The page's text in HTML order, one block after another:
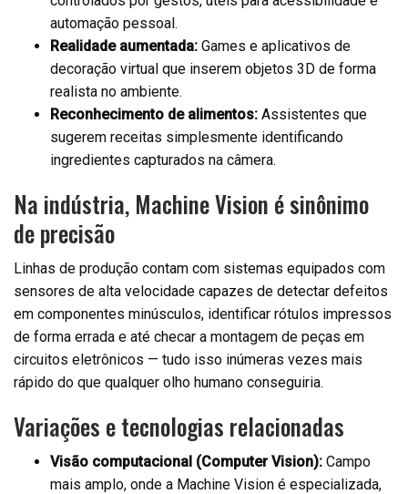
automação pessoal.
Realidade aumentada: Games e aplicativos de
decoração virtual que inserem objetos 3D de forma
realista no ambiente.
Reconhecimento de alimentos: Assistentes que
sugerem receitas simplesmente identificando
ingredientes capturados na câmera.
Na indústria, Machine Vision é sinônimo
de precisão
Linhas de produção contam com sistemas equipados com
sensores de alta velocidade capazes de detectar defeitos
em componentes minúsculos, identificar rótulos impressos
de forma errada e até checar a montagem de peças em
circuitos eletrônicos — tudo isso inúmeras vezes mais
rápido do que qualquer olho humano conseguiria.
Variações e tecnologias relacionadas
Visão computacional (Computer Vision): Campo
mais amplo, onde a Machine Vision é especializada,